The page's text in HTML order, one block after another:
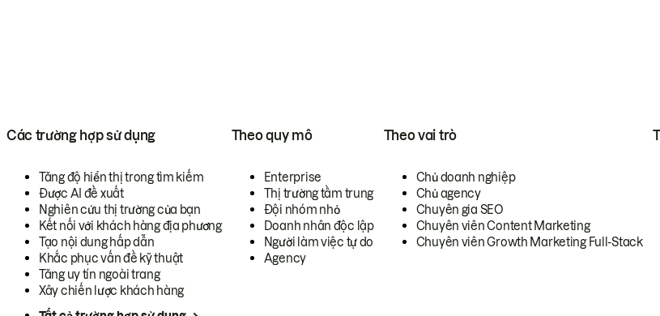
Các trường hợp sử dụng
Tăng độ hiển thị trong tìm kiếm
Được AI đề xuất
Nghiên cứu thị trường của bạn
Kết nối với khách hàng địa phương
Tạo nội dung hấp dẫn
Khắc phục vấn đề kỹ thuật
Tăng uy tín ngoài trang
Xây chiến lược khách hàng
Theo quy mô
Enterprise
Thị trường tầm trung
Đội nhóm nhỏ
Doanh nhân độc lập
Người làm việc tự do
Agency
Theo vai trò
Chủ doanh nghiệp
Chủ agency
Chuyên gia SEO
Chuyên viên Content Marketing
Chuyên viên Growth Marketing Full-Stack